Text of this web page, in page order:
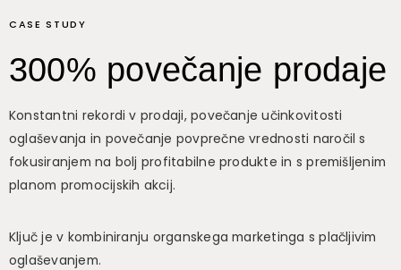
CASE STUDY
300% povečanje prodaje
Konstantni rekordi v prodaji, povečanje učinkovitosti
oglaševanja in povečanje povprečne vrednosti naročil s
fokusiranjem na bolj profitabilne produkte in s premišljenim
planom promocijskih akcij.
Ključ je v kombiniranju organskega marketinga s plačljivim
oglaševanjem.